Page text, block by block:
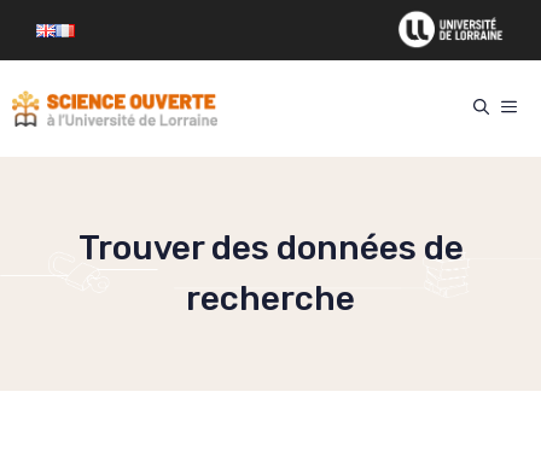
Trouver des données de
recherche